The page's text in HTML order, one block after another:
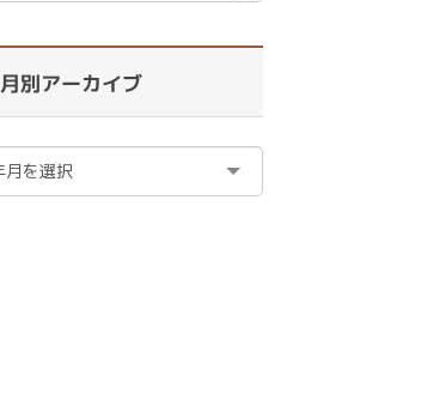
月別アーカイブ